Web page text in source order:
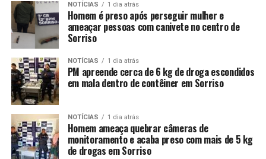
NOTÍCIAS 1 dia atrás
Homem é preso após perseguir mulher e
ameaçar pessoas com canivete no centro de
Sorriso
NOTÍCIAS 1 dia atrás
PM apreende cerca de 6 kg de droga escondidos
em mala dentro de contêiner em Sorriso
NOTÍCIAS 1 dia atrás
Homem ameaça quebrar câmeras de
monitoramento e acaba preso com mais de 5 kg
de drogas em Sorriso